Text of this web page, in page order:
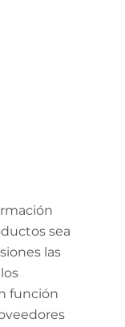
sea
las
función